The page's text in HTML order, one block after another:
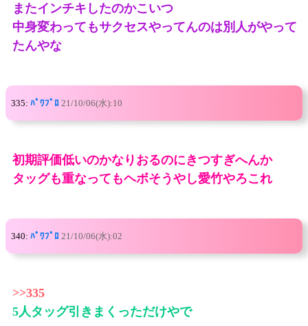
またインチキしたのかこいつ
中身変わってもサクセスやってんのは別人がやって
たんやな
335: ﾊﾟﾜﾌﾟﾛ 21/10/06(水):10
初期評価低いのかなりおるのにきつすぎへんか
タッグも重なってもヘボそうやし愛竹やろこれ
340: ﾊﾟﾜﾌﾟﾛ 21/10/06(水):02
>>335
5人タッグ引きまくっただけやで